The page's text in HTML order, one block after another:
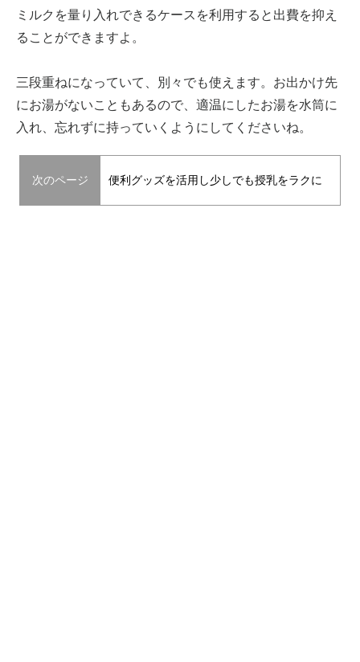
ミルクを量り入れできるケースを利用すると出費を抑え
ることができますよ。
三段重ねになっていて、別々でも使えます。お出かけ先
にお湯がないこともあるので、適温にしたお湯を水筒に
入れ、忘れずに持っていくようにしてくださいね。
次のページ 便利グッズを活用し少しでも授乳をラクに